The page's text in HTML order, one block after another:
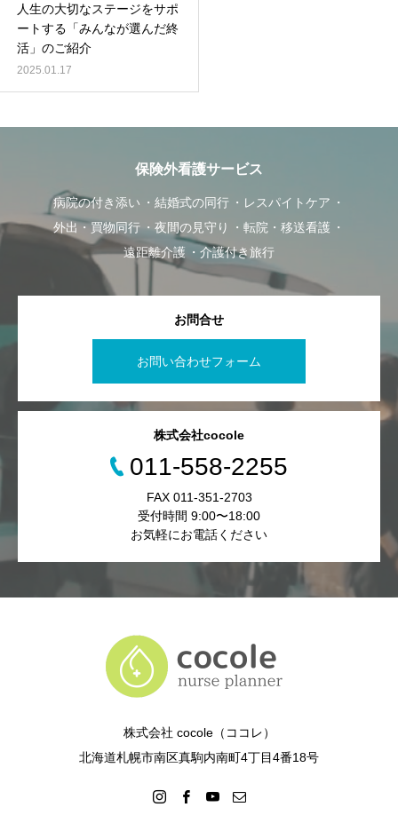
人生の大切なステージをサポ
ートする「みんなが選んだ終
活」のご紹介
2025.01.17
保険外看護サービス
病院の付き添い 結婚式の同行
レスパイトケア
外出・買物同行
夜間の見守り
転院・移送看護
遠距離介護
介護付き旅行
お問合せ
お問い合わせフォーム
株式会社cocole
011-558-2255
FAX 011-351-2703
受付時間 9:00〜18:00
お気軽にお電話ください
株式会社 cocole（ココレ）
北海道札幌市南区真駒内南町4丁目4番18号